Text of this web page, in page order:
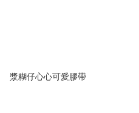
漿糊仔心心可愛膠帶